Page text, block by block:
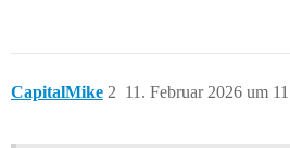
CapitalMike 11. Februar 2026 um
2